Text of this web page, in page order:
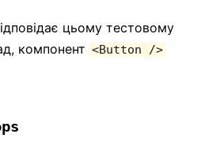
цьому тестовому
компонент <Button />